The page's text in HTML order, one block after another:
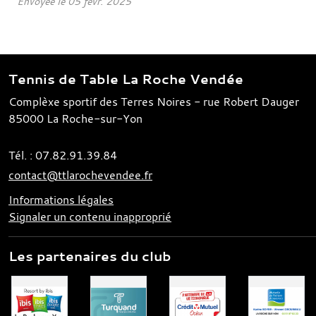
Tennis de Table La Roche Vendée
Complèxe sportif des Terres Noires - rue Robert Dauger
85000 La Roche-sur-Yon
Tél. : 07.82.91.39.84
contact@ttlarochevendee.fr
Informations légales
Signaler un contenu inapproprié
Les partenaires du club